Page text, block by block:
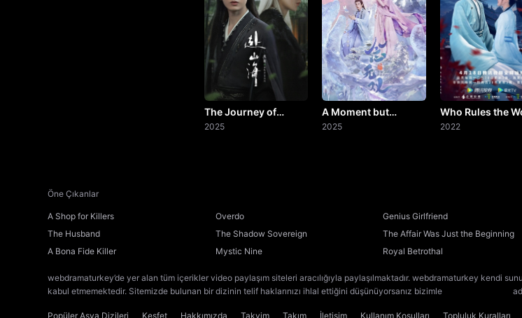
20. Bölüm
21. Bölüm
22. Bölüm
23. Bölüm
28. Bölüm
The Journey of
Legend
2025
A Moment but
Forever
2025
Who Rules the
2022
Öne Çıkanlar
A Shop for Killers Overdo
Genius Girlfriend
The Husband
The Shadow Sovereign
The Affair Was Just the Beginning
A Bona Fide Killer
Mystic Nine Royal Betrothal
webdramaturkey’de yer alan tüm içerikler video paylaşım siteleri aracılığıyla paylaşılmaktadır. webdramaturkey kendi
kabul etmemektedir. Sitemizde bulunan bir dizinin telif haklarınızı ihlal ettiğini düşünüyorsanız bizimle
Popüler Asya Dizileri Keşfet Hakkımızda Takvim Takım İletişim Kullanım Koşulları Topluluk Kuralları